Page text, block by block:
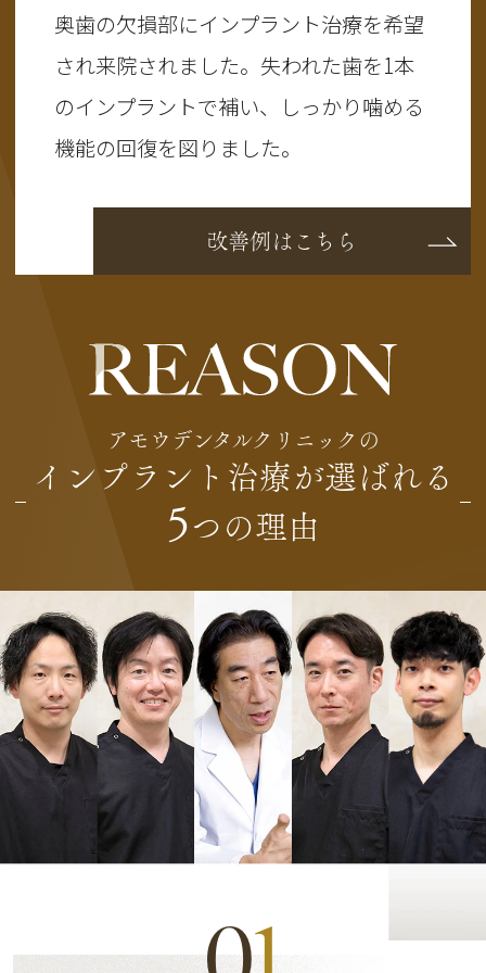
奥歯の欠損部にインプラント治療を希望
され来院されました。失われた歯を1本
のインプラントで補い、しっかり噛める
機能の回復を図りました。
改善例はこちら
アモウデンタルクリニックの
インプラント治療が選ばれる
5 つの理由